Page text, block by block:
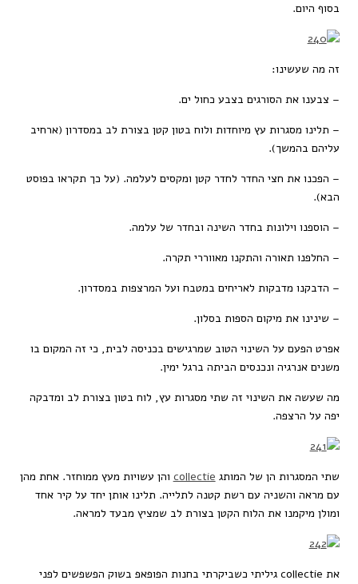
בסוף היום.
זה מה שעשינו:
– צבענו את הסורגים בצבע כחול ים.
– תלינו מסגרות עץ מיוחדות ולוח בטון קטן בצורת לב במסדרון (ארחיב
עליהם בהמשך).
– הפכנו את חצי החדר לחדר קטן ומקסים לעלמה. (על כך תקראו בפוסט
הבא).
– הוספנו וילונות בחדר השינה ובחדר של עלמה.
– החלפנו תאורה והתקנו מאווררי תקרה.
– הדבקנו מדבקות לאריחים במטבח ועל המרצפות במסדרון.
– שינינו את מיקום הספות בסלון.
אפרט הפעם על השינוי הטוב שמרגישים בכניסה לבית, כי זה המקום בו
משנים אנרגיה ונכנסים הביתה ברגל ימין.
מה שעשה את השינוי זה שתי מסגרות עץ, לוח בטון בצורת לב ומדבקה
יפה על הרצפה.
שתי המסגרות הן של המותג collectie והן עשויות מעץ ממוחזר. אחת מהן
עם מראה והשניה עם רשת קטנה לתלייה. תלינו אותן יחד על קיר אחד
ומולן מיקמנו את הלוח הקטן בצורת לב שמציץ מבעד למראה.
את collectie גיליתי כשביקרתי בחנות הפופאפ בשוק הפשפשים לפני